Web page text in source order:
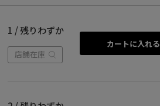
1 / 残りわずか
店舗在庫
カートに入れる